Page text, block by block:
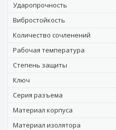
Ударопрочность
Вибростойкость
Количество сочленений
Рабочая температура
Степень защиты
Ключ
Серия разъема
Материал корпуса
Материал изолятора